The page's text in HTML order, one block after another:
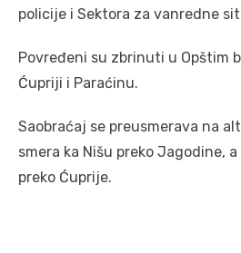
policije i Sektora za vanredne
Povređeni su zbrinuti u Opštim
Ćupriji i Paraćinu.
Saobraćaj se preusmerava na
smera ka Nišu preko Jagodine,
preko Ćuprije.